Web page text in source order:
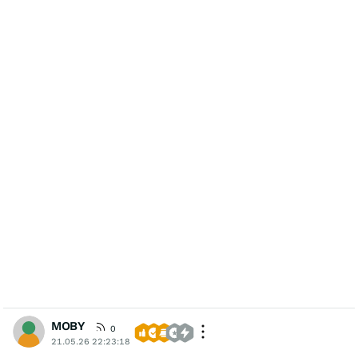
MOBY
0
21.05.26 22:23:18